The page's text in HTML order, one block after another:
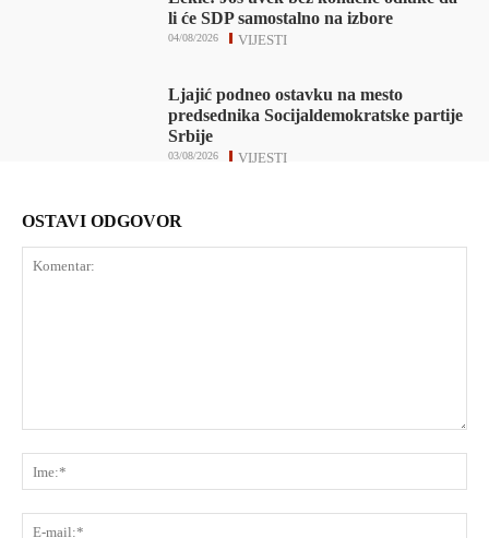
li će SDP samostalno na izbore
VIJESTI
04/08/2026
Ljajić podneo ostavku na mesto
predsednika Socijaldemokratske partije
Srbije
VIJESTI
03/08/2026
OSTAVI ODGOVOR